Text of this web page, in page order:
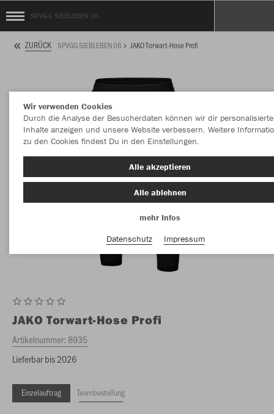
SPVGG SIEBLEBEN 06
ZURÜCK SPVGG SIEBLEBEN 06 JAKO Torwart-Hose Profi
JAKO Torwart-Hose Profi
Artikelnummer:8935
Lieferbar bis 2026
Einzelauftrag Teambestellung
Wir verwenden Cookies
Durch die Analyse der Besucherdaten können wir dir personalisierte
Inhalte anzeigen und unsere Website verbessern. Weitere
zu den Cookies findest Du in den Einstellungen.
Alle akzeptieren
Alle ablehnen
mehr Infos
Datenschutz
Impressum